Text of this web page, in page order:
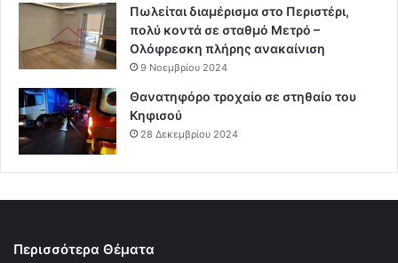
Πωλείται διαμέρισμα στο Περιστέρι,
πολύ κοντά σε σταθμό Μετρό –
Ολόφρεσκη πλήρης ανακαίνιση
9 Νοεμβρίου 2024
Θανατηφόρο τροχαίο σε στηθαίο του
Κηφισού
28 Δεκεμβρίου 2024
Περισσότερα Θέματα